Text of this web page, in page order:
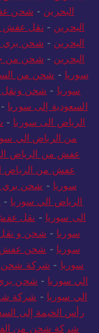
البحرين - نقل عفش
البحرين -شحن
البحرين - نقل عفش
البحرين - شحن بري
البحرين -شحن من
سوريا - شحن من
سوريا-شحن ونقل
السعودية إلى سوريا
الرياض الى سوريا
-
من الرياض الي
عفش من الرياض
عفش من الرياض
سوريا
-شحن بري
الرياض الي سوريا-
الى سوريا-نقل
سوريا - شحن و
سوريا -شحن عفش
سوريا-شركة شحن
الي سوريا- شحن
الي سوريا -شركة
رأس الخيمة إلى